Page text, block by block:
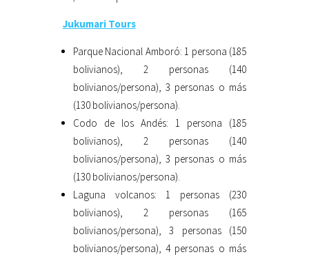
Jukumari Tours
Parque Nacional Amboró: 1 persona (185
bolivianos), 2 personas (140
bolivianos/persona), 3 personas o más
(130 bolivianos/persona).
Codo de los Andés: 1 persona (185
bolivianos), 2 personas (140
bolivianos/persona), 3 personas o más
(130 bolivianos/persona).
Laguna volcanos: 1 personas (230
bolivianos), 2 personas (165
bolivianos/persona), 3 personas (150
bolivianos/persona), 4 personas o más